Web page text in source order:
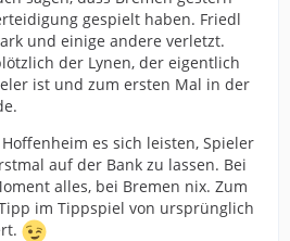
gespielt haben. Friedl
und einige andere verletzt.
der Lynen, der eigentlich
ist und zum ersten Mal in der
es sich leisten, Spieler
auf der Bank zu lassen. Bei
alles, bei Bremen nix. Zum
im Tippspiel von ursprünglich